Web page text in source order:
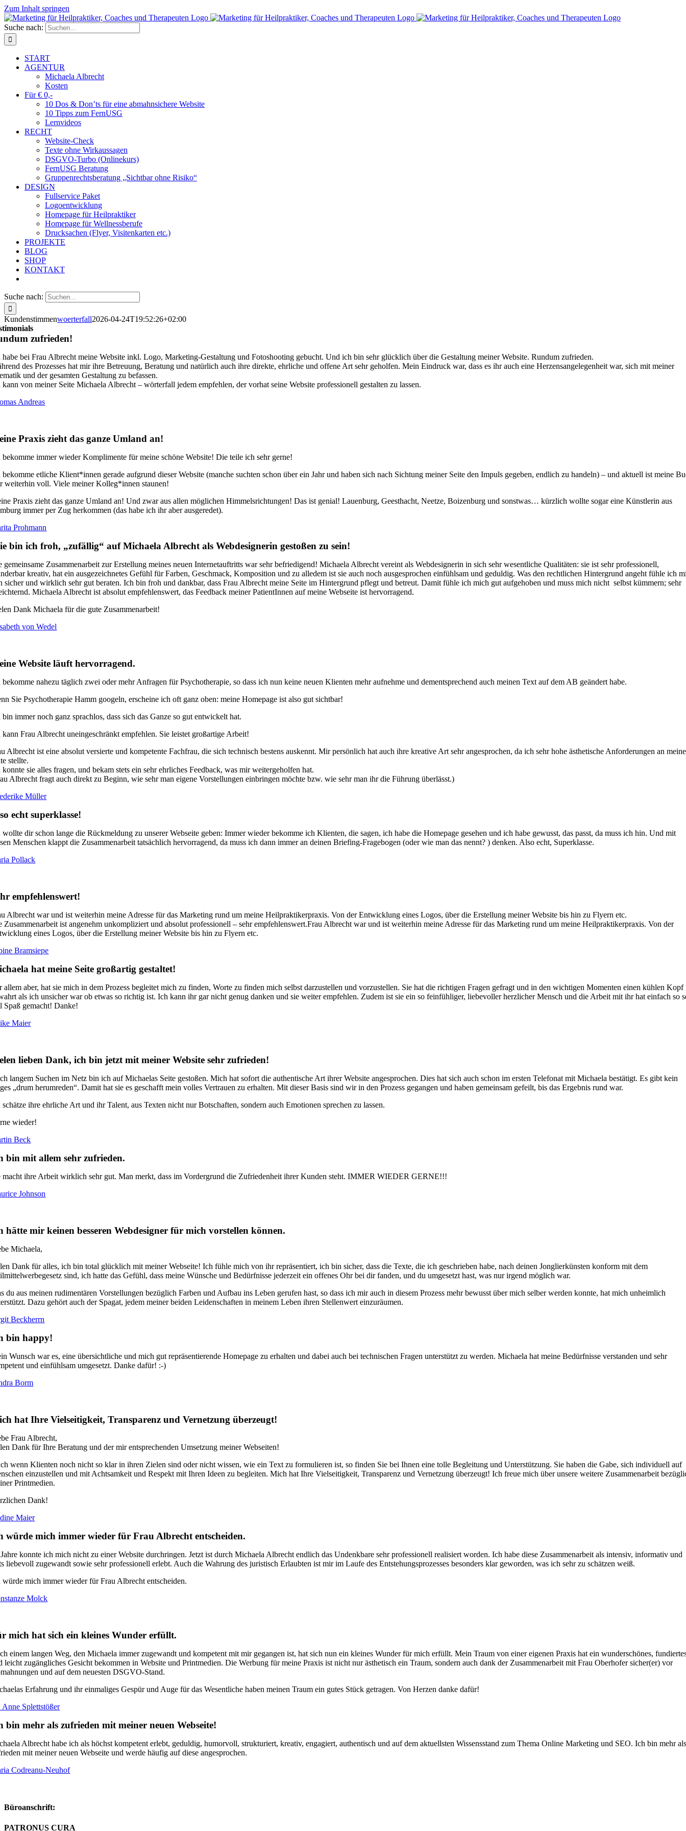
Zum Inhalt springen
Suche nach:
START
AGENTUR
Michaela Albrecht
Kosten
Für € 0,-
10 Dos & Don’ts für eine abmahnsichere Website
10 Tipps zum FernUSG
Lernvideos
RECHT
Website-Check
Texte ohne Wirkaussagen
DSGVO-Turbo (Onlinekurs)
FernUSG Beratung
Gruppenrechtsberatung „Sichtbar ohne Risiko“
DESIGN
Fullservice Paket
Logoentwicklung
Homepage für Heilpraktiker
Homepage für Wellnessberufe
Drucksachen (Flyer, Visitenkarten etc.)
PROJEKTE
BLOG
SHOP
KONTAKT
Suche nach:
Kundenstimmenwoerterfall2026-04-24T19:52:26+02:00
zufrieden!
habe bei Frau Albrecht meine Website inkl. Logo, Marketing-Gestaltung und Fotoshooting gebucht. Und ich bin sehr glücklich über die Gestaltung meiner Website. Rundum zufrieden.
des Prozesses hat mir ihre Betreuung, Beratung und natürlich auch ihre direkte, ehrliche und offene Art sehr geholfen. Mein Eindruck war, dass es ihr auch eine Herzensangelegenheit war, sich mit meiner
und der gesamten Gestaltung zu befassen.
kann von meiner Seite Michaela Albrecht – wörterfall jedem empfehlen, der vorhat seine Website professionell gestalten zu lassen.
Andreas
Praxis zieht das ganze Umland an!
bekomme immer wieder Komplimente für meine schöne Website! Die teile ich sehr gerne!
bekomme etliche Klient*innen gerade aufgrund dieser Website (manche suchten schon über ein Jahr und haben sich nach Sichtung meiner Seite den Impuls gegeben, endlich zu handeln) – und aktuell ist meine
weiterhin voll. Viele meiner Kolleg*innen staunen!
Praxis zieht das ganze Umland an! Und zwar aus allen möglichen Himmelsrichtungen! Das ist genial! Lauenburg, Geesthacht, Neetze, Boizenburg und sonstwas… kürzlich wollte sogar eine Künstlerin aus
immer per Zug herkommen (das habe ich ihr aber ausgeredet).
Prohmann
bin ich froh, „zufällig“ auf Michaela Albrecht als Webdesignerin gestoßen zu sein!
gemeinsame Zusammenarbeit zur Erstellung meines neuen Internetauftritts war sehr befriedigend! Michaela Albrecht vereint als Webdesignerin in sich sehr wesentliche Qualitäten: sie ist sehr professionell,
kreativ, hat ein ausgezeichnetes Gefühl für Farben, Geschmack, Komposition und zu alledem ist sie auch noch ausgesprochen einfühlsam und geduldig. Was den rechtlichen Hintergrund angeht fühle ich
sicher und wirklich sehr gut beraten. Ich bin froh und dankbar, dass Frau Albrecht meine Seite im Hintergrund pflegt und betreut. Damit fühle ich mich gut aufgehoben und muss mich nicht selbst kümmern; sehr
Michaela Albrecht ist absolut empfehlenswert, das Feedback meiner PatientInnen auf meine Webseite ist hervorragend.
Dank Michaela für die gute Zusammenarbeit!
von Wedel
Website läuft hervorragend.
bekomme nahezu täglich zwei oder mehr Anfragen für Psychotherapie, so dass ich nun keine neuen Klienten mehr aufnehme und dementsprechend auch meinen Text auf dem AB geändert habe.
Sie Psychotherapie Hamm googeln, erscheine ich oft ganz oben: meine Homepage ist also gut sichtbar!
bin immer noch ganz sprachlos, dass sich das Ganze so gut entwickelt hat.
kann Frau Albrecht uneingeschränkt empfehlen. Sie leistet großartige Arbeit!
Albrecht ist eine absolut versierte und kompetente Fachfrau, die sich technisch bestens auskennt. Mir persönlich hat auch ihre kreative Art sehr angesprochen, da ich sehr hohe ästhetische Anforderungen an meine
stellte.
konnte sie alles fragen, und bekam stets ein sehr ehrliches Feedback, was mir weitergeholfen hat.
Albrecht fragt auch direkt zu Beginn, wie sehr man eigene Vorstellungen einbringen möchte bzw. wie sehr man ihr die Führung überlässt.)
Müller
echt superklasse!
wollte dir schon lange die Rückmeldung zu unserer Webseite geben: Immer wieder bekomme ich Klienten, die sagen, ich habe die Homepage gesehen und ich habe gewusst, das passt, da muss ich hin. Und mit
Menschen klappt die Zusammenarbeit tatsächlich hervorragend, da muss ich dann immer an deinen Briefing-Fragebogen (oder wie man das nennt? ) denken. Also echt, Superklasse.
Pollack
empfehlenswert!
Albrecht war und ist weiterhin meine Adresse für das Marketing rund um meine Heilpraktikerpraxis. Von der Entwicklung eines Logos, über die Erstellung meiner Website bis hin zu Flyern etc.
Zusammenarbeit ist angenehm unkompliziert und absolut professionell – sehr empfehlenswert.Frau Albrecht war und ist weiterhin meine Adresse für das Marketing rund um meine Heilpraktikerpraxis. Von der
eines Logos, über die Erstellung meiner Website bis hin zu Flyern etc.
Bramsiepe
hat meine Seite großartig gestaltet!
allem aber, hat sie mich in dem Prozess begleitet mich zu finden, Worte zu finden mich selbst darzustellen und vorzustellen. Sie hat die richtigen Fragen gefragt und in den wichtigen Momenten einen kühlen Kopf
als ich unsicher war ob etwas so richtig ist. Ich kann ihr gar nicht genug danken und sie weiter empfehlen. Zudem ist sie ein so feinfühliger, liebevoller herzlicher Mensch und die Arbeit mit ihr hat einfach so
Spaß gemacht! Danke!
Maier
lieben Dank, ich bin jetzt mit meiner Website sehr zufrieden!
langem Suchen im Netz bin ich auf Michaelas Seite gestoßen. Mich hat sofort die authentische Art ihrer Website angesprochen. Dies hat sich auch schon im ersten Telefonat mit Michaela bestätigt. Es gibt kein
„drum herumreden“. Damit hat sie es geschafft mein volles Vertrauen zu erhalten. Mit dieser Basis sind wir in den Prozess gegangen und haben gemeinsam gefeilt, bis das Ergebnis rund war.
schätze ihre ehrliche Art und ihr Talent, aus Texten nicht nur Botschaften, sondern auch Emotionen sprechen zu lassen.
wieder!
Beck
bin mit allem sehr zufrieden.
macht ihre Arbeit wirklich sehr gut. Man merkt, dass im Vordergrund die Zufriedenheit ihrer Kunden steht. IMMER WIEDER GERNE!!!
Johnson
hätte mir keinen besseren Webdesigner für mich vorstellen können.
Michaela,
Dank für alles, ich bin total glücklich mit meiner Webseite! Ich fühle mich von ihr repräsentiert, ich bin sicher, dass die Texte, die ich geschrieben habe, nach deinen Jonglierkünsten konform mit dem
sind, ich hatte das Gefühl, dass meine Wünsche und Bedürfnisse jederzeit ein offenes Ohr bei dir fanden, und du umgesetzt hast, was nur irgend möglich war.
du aus meinen rudimentären Vorstellungen bezüglich Farben und Aufbau ins Leben gerufen hast, so dass ich mir auch in diesem Prozess mehr bewusst über mich selber werden konnte, hat mich unheimlich
Dazu gehört auch der Spagat, jedem meiner beiden Leidenschaften in meinem Leben ihren Stellenwert einzuräumen.
Beckherrn
bin happy!
Wunsch war es, eine übersichtliche und mich gut repräsentierende Homepage zu erhalten und dabei auch bei technischen Fragen unterstützt zu werden. Michaela hat meine Bedürfnisse verstanden und sehr
und einfühlsam umgesetzt. Danke dafür! :-)
Borm
hat Ihre Vielseitigkeit, Transparenz und Vernetzung überzeugt!
Frau Albrecht,
Dank für Ihre Beratung und der mir entsprechenden Umsetzung meiner Webseiten!
wenn Klienten noch nicht so klar in ihren Zielen sind oder nicht wissen, wie ein Text zu formulieren ist, so finden Sie bei Ihnen eine tolle Begleitung und Unterstützung. Sie haben die Gabe, sich individuell auf
einzustellen und mit Achtsamkeit und Respekt mit Ihren Ideen zu begleiten. Mich hat Ihre Vielseitigkeit, Transparenz und Vernetzung überzeugt! Ich freue mich über unsere weitere Zusammenarbeit
Printmedien.
Dank!
Maier
würde mich immer wieder für Frau Albrecht entscheiden.
konnte ich mich nicht zu einer Website durchringen. Jetzt ist durch Michaela Albrecht endlich das Undenkbare sehr professionell realisiert worden. Ich habe diese Zusammenarbeit als intensiv, informativ und
liebevoll zugewandt sowie sehr professionell erlebt. Auch die Wahrung des juristisch Erlaubten ist mir im Laufe des Entstehungsprozesses besonders klar geworden, was ich sehr zu schätzen weiß.
würde mich immer wieder für Frau Albrecht entscheiden.
Molck
mich hat sich ein kleines Wunder erfüllt.
einem langen Weg, den Michaela immer zugewandt und kompetent mit mir gegangen ist, hat sich nun ein kleines Wunder für mich erfüllt. Mein Traum von einer eigenen Praxis hat ein wunderschönes,
leicht zugängliches Gesicht bekommen in Website und Printmedien. Die Werbung für meine Praxis ist nicht nur ästhetisch ein Traum, sondern auch dank der Zusammenarbeit mit Frau Oberhofer sicher(er) vor
und auf dem neuesten DSGVO-Stand.
Erfahrung und ihr einmaliges Gespür und Auge für das Wesentliche haben meinen Traum ein gutes Stück getragen. Von Herzen danke dafür!
Anne Splettstößer
bin mehr als zufrieden mit meiner neuen Webseite!
Albrecht habe ich als höchst kompetent erlebt, geduldig, humorvoll, strukturiert, kreativ, engagiert, authentisch und auf dem aktuellsten Wissensstand zum Thema Online Marketing und SEO. Ich bin mehr
mit meiner neuen Webseite und werde häufig auf diese angesprochen.
Codreanu-Neuhof
Büroanschrift:
PATRONUS CURA